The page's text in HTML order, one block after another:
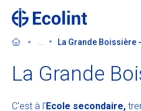
content
La Grande Boissière
La Grande
C'est à l'Ecole secondaire,